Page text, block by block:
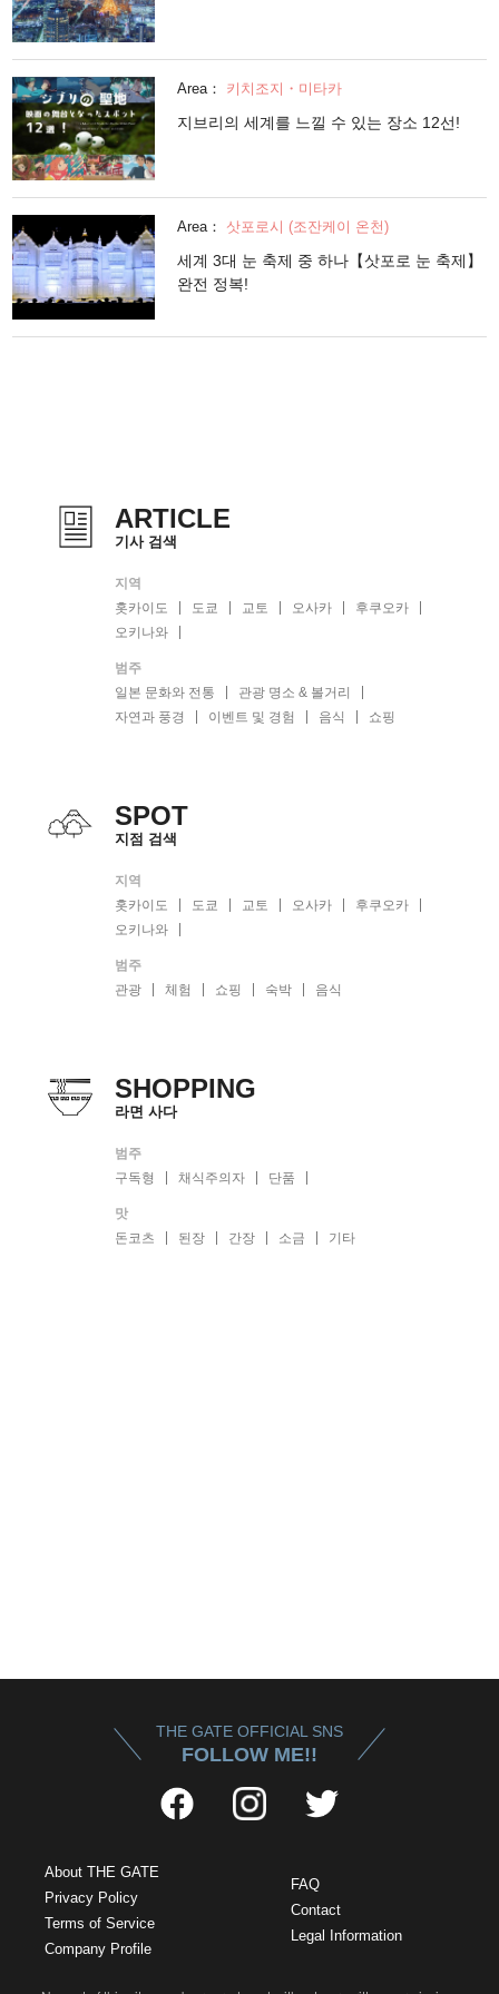
Area： 키치조지・미타카
지브리의 세계를 느낄 수 있는 장소 12선!
Area： 삿포로시 (조잔케이 온천)
세계 3대 눈 축제 중 하나【삿포로 눈 축제】
완전 정복!
ARTICLE
기사 검색
지역
홋카이도
도쿄 교토 오사카
후쿠오카
오키나와
범주
일본 문화와 전통
관광 명소 & 볼거리
자연과 풍경
이벤트 및 경험 음식 쇼핑
SPOT
지점 검색
지역
홋카이도
도쿄 교토 오사카
후쿠오카
오키나와
범주
관광
체험 쇼핑 숙박 음식
SHOPPING
라면 사다
범주
구독형
채식주의자 단품
맛
돈코츠
된장 간장 소금 기타
THE GATE OFFICIAL SNS
FOLLOW ME!!
About THE GATE
Privacy Policy
Terms of Service
Company Profile
FAQ
Contact
Legal Information